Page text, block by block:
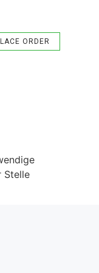
ORDER
Stelle